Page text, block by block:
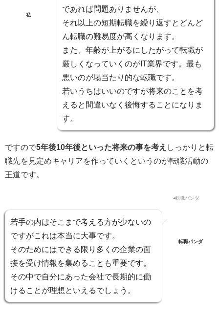
私
であれば問題ありませんが、
それ以上の短期転職を繰り返すとどんど
ん転職の難易度が高く なります。
また、年齢が上がるにしたがって転職が
厳しくなっていくのがIT業界です。 最も
悪いのが場当たり的な転職です。
若いうちはいいのですが将来のことを考
えると間違いなく後悔することになりま
す。
ですので5年後10年後といった将来の事を考え しっかりと転
職先を見定めキャリアを作っていくというのが転職活動の
王道です。
若手の内はそこまで考える方が少ないの
ですがこれは本当に大事です。
そのためにはできる限り多くの企業の面
接を受け情報を集めることも重要です。
その中で自分にあった会社で長期的に働
けることが理想といえるでしょう。
転職パンダ